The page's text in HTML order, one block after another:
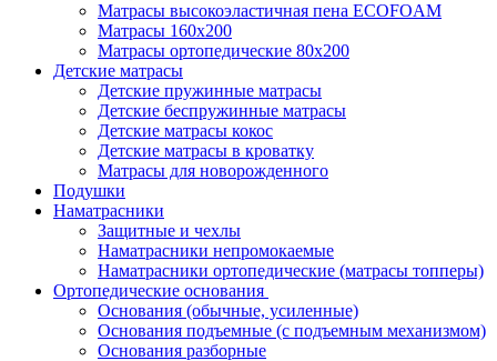
Матрасы высокоэластичная пена ECOFOAM
Матрасы 160х200
Матрасы ортопедические 80х200
Детские матрасы
Детские пружинные матрасы
Детские беспружинные матрасы
Детские матрасы кокос
Детские матрасы в кроватку
Матрасы для новорожденного
Подушки
Наматрасники
Защитные и чехлы
Наматрасники непромокаемые
Наматрасники ортопедические (матрасы топперы)
Ортопедические основания
Основания (обычные, усиленные)
Основания подъемные (с подъемным механизмом)
Основания разборные